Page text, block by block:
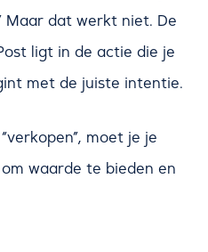
Maar dat werkt niet. De
ligt in de actie die je
met de juiste intentie.
moet je je
waarde te bieden en